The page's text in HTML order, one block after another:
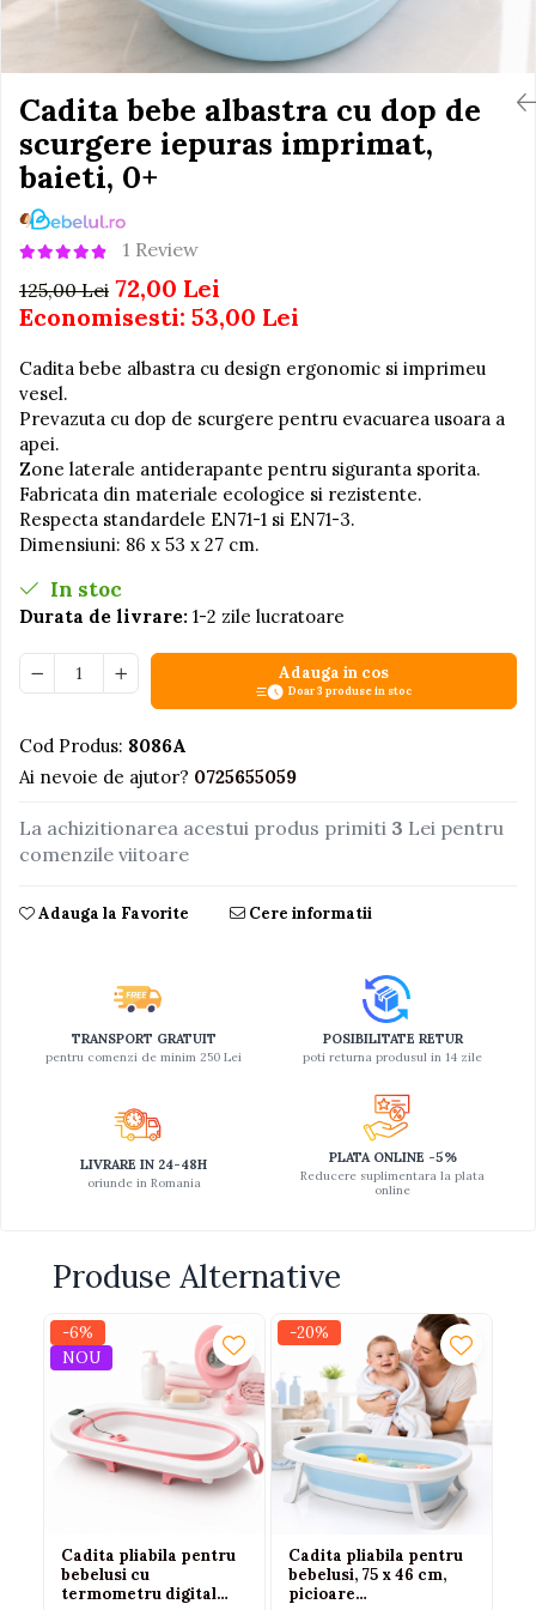
Jucarii de baie
Caluti balansoar
Interactive, educative si
muzicale
Ateliere si unelte
Covorase de dans
De plus
Electrocasnice si bucatarii
Fotolii gonflabile
Jocuri de indemanare
Jocuri sportive
Motociclete
Pistoale
Proiectoare
Saltelute si centre de activitati
Set Avioane si submarine
Seturi de doctor
Seturi de rufe
Vehicule de constructii
Ingrijire cosmetica mamici
Perioada Sarcinii
Pompe de san
Sisteme De Purtare
Cadita bebe albastra cu dop de
scurgere iepuras imprimat,
baieti, 0+
1 Review
125,00 Lei 72,00 Lei
Economisesti: 53,00 Lei
Cadita bebe albastra cu design ergonomic si imprimeu
vesel.
Prevazuta cu dop de scurgere pentru evacuarea usoara a
apei.
Zone laterale antiderapante pentru siguranta sporita.
Fabricata din materiale ecologice si rezistente.
Respecta standardele EN71-1 si EN71-3.
Dimensiuni: 86 x 53 x 27 cm.
In stoc
Durata de livrare: 1-2 zile lucratoare
Adauga in cos
Doar 3 produse in stoc
Cod Produs: 8086A
Ai nevoie de ajutor? 0725655059
La achizitionarea acestui produs primiti 3 Lei pentru
comenzile viitoare
Adauga la Favorite Cere informatii
TRANSPORT GRATUIT
pentru comenzi de minim 250 Lei
POSIBILITATE RETUR
poti returna produsul in 14 zile
LIVRARE IN 24-48H
oriunde in Romania
PLATA ONLINE -5%
Reducere suplimentara la plata
online
Produse Alternative
-6%
NOU
Cadita pliabila pentru
bebelusi cu
termometru digital
-20%
Cadita pliabila pentru
bebelusi, 75 x 46 cm,
picioare